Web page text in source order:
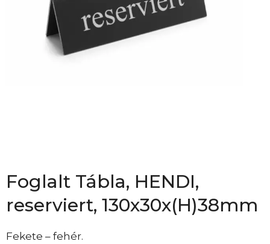
Foglalt Tábla, HENDI,
reserviert, 130x30x(H)38mm
Fekete – fehér.